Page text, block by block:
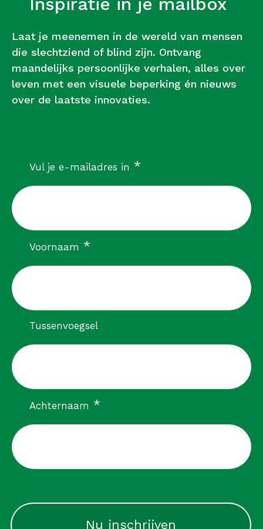
Laat je meenemen in de wereld van mensen
die slechtziend of blind zijn. Ontvang
maandelijks persoonlijke verhalen, alles over
leven met een visuele beperking én nieuws
over de laatste innovaties.
Vul je e-mailadres in *verplicht
Voornaam *verplicht
Tussenvoegsel
Achternaam *verplicht